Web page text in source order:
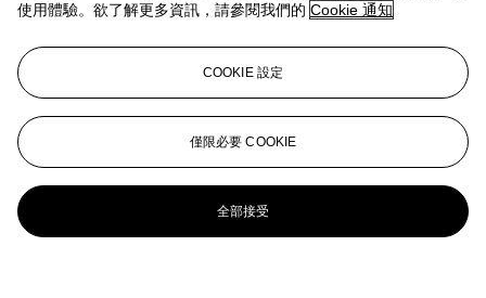
使用體驗。欲了解更多資訊，請參閱我們的 Cookie 通知
COOKIE 設定
僅限必要 COOKIE
全部接受